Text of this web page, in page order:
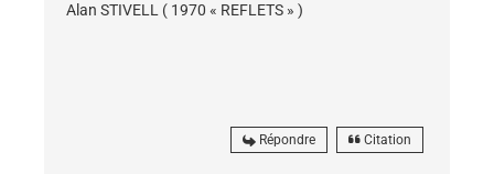
Alan STIVELL ( 1970 « REFLETS » )
Répondre Citation